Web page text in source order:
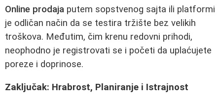
Online prodaja putem sopstvenog sajta ili platformi
je odličan način da se testira tržište bez velikih
troškova. Međutim, čim krenu redovni prihodi,
neophodno je registrovati se i početi da uplaćujete
poreze i doprinose.
Zaključak: Hrabrost, Planiranje i Istrajnost